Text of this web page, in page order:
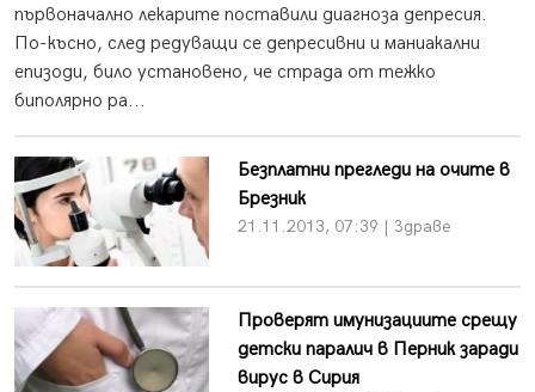
първоначално лекарите поставили диагноза депресия.
По-късно, след редуващи се депресивни и маниакални
епизоди, било установено, че страда от тежко
биполярно ра...
Безплатни прегледи на очите в
Брезник
21.11.2013, 07:39 | Здраве
Проверят имунизациите срещу
детски паралич в Перник заради
вирус в Сирия